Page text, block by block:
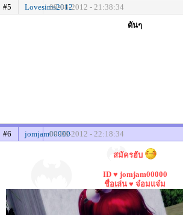
#5 Lovesims201209-08-2012 - 21:38:34
ดันๆ
#6 jomjam0000009-08-2012 - 22:18:34
สมัครฮับ
ID ♥ jomjam00000
ชื่อเล่น ♥ จ๋อมแจ๋ม